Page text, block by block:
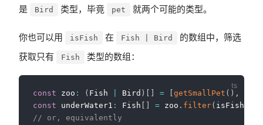
是 Bird 类型，毕竟 pet 就两个可能的类型。
你也可以用 isFish 在 Fish | Bird
的数组中，筛选
获取只有
Fish 类型的数组：
const zoo : ( Fish Bird ) = getSmallPet ( ) ,
const underWater1 : Fish = zoo . filter( isFish
// or, equivalently